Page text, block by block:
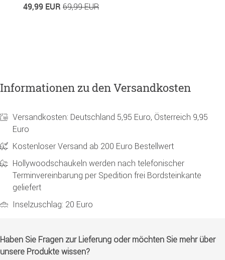
49,99 EUR 69,99 EUR
Informationen zu den Versandkosten
Versandkosten: Deutschland 5,95 Euro, Österreich 9,95
Euro
Kostenloser Versand ab 200 Euro Bestellwert
Hollywoodschaukeln werden nach telefonischer
Terminvereinbarung per Spedition frei Bordsteinkante
geliefert
Inselzuschlag: 20 Euro
Haben Sie Fragen zur Lieferung oder möchten Sie mehr über
unsere Produkte wissen?